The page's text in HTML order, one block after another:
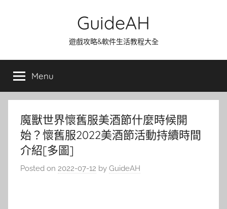
GuideAH
遊戲攻略&軟件生活教程大全
Menu
魔獸世界懷舊服美酒節什麼時候開
始？懷舊服2022美酒節活動持續時間
介紹[多圖]
Posted on 2022-07-12 by GuideAH